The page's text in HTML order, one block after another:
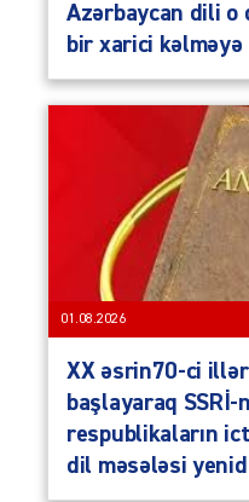
Azərbaycan dili o
bir xarici
01.08.2026
XX əsrin70-ci
başlayaraq
respublikaların
dil məsələsi